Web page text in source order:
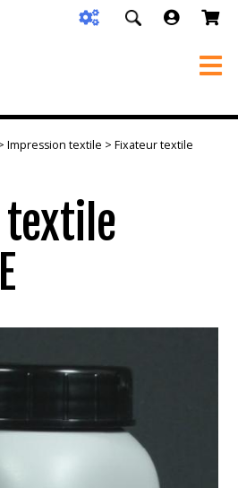
Impression textile > Fixateur textile
textile